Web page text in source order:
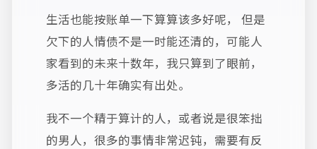
生活也能按账单一下算算该多好呢， 但是
欠下的人情债不是一时能还清的，可能人
家看到的未来十数年，我只算到了眼前，
多活的几十年确实有出处。
我不一个精于算计的人，或者说是很笨拙
的男人，很多的事情非常迟钝，需要有反